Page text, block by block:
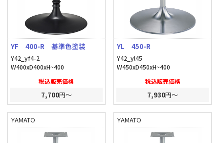
YF 400-R 基準色塗装
Y42_yf4-2
W400xD400xH~400
税込販売価格
7,700円～
YL 450-R
Y42_yl45
W450xD450xH~400
税込販売価格
7,930円～
YAMATO YAMATO